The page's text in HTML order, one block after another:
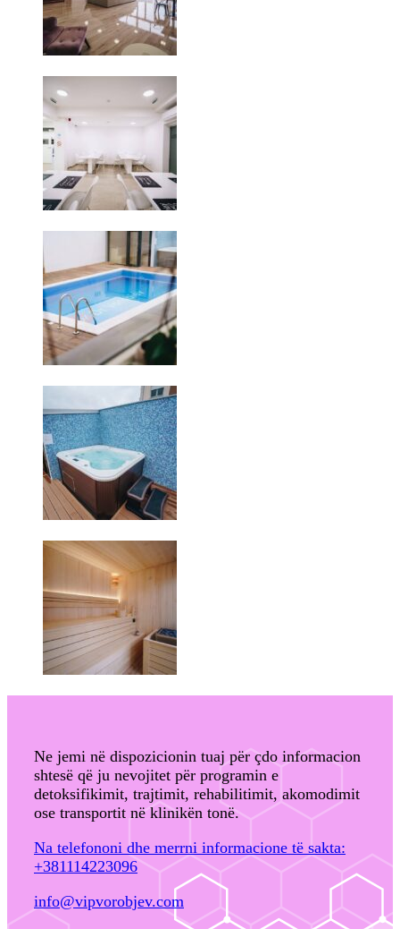
Ne jemi në dispozicionin tuaj për çdo informacion
shtesë që ju nevojitet për programin e
detoksifikimit, trajtimit, rehabilitimit, akomodimit
ose transportit në klinikën tonë.
Na telefononi dhe merrni informacione të sakta:
+381114223096
info@vipvorobjev.com